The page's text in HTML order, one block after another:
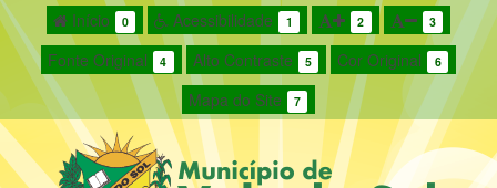
Início 0 Acessibilidade 1 2 3
Fonte Original 4 Alto Contraste 5 Cor Original 6
Mapa do Site 7